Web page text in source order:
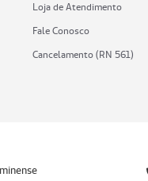
Loja de Atendimento
Fale Conosco
Cancelamento (RN 561)